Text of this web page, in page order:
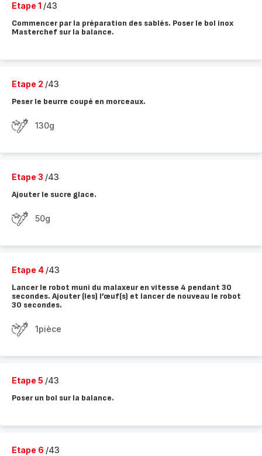
Etape 1 /43
Commencer par la préparation des sablés. Poser le bol inox
Masterchef sur la balance.
Etape 2 /43
Peser le beurre coupé en morceaux.
130g
Etape 3 /43
Ajouter le sucre glace.
50g
Etape 4 /43
Lancer le robot muni du malaxeur en vitesse 4 pendant 30
secondes. Ajouter (les) l’œuf(s) et lancer de nouveau le robot
30 secondes.
1pièce
Etape 5 /43
Poser un bol sur la balance.
Etape 6 /43